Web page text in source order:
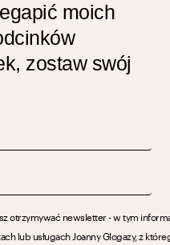
moich
zostaw swój
otrzymywać newsletter - w tym
lub usługach Joanny Glogazy, z